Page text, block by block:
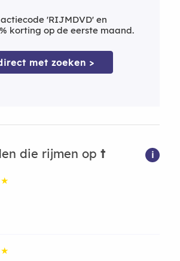
'RIJMDVD' en
korting op de eerste maand.
met zoeken >
die rijmen op t i